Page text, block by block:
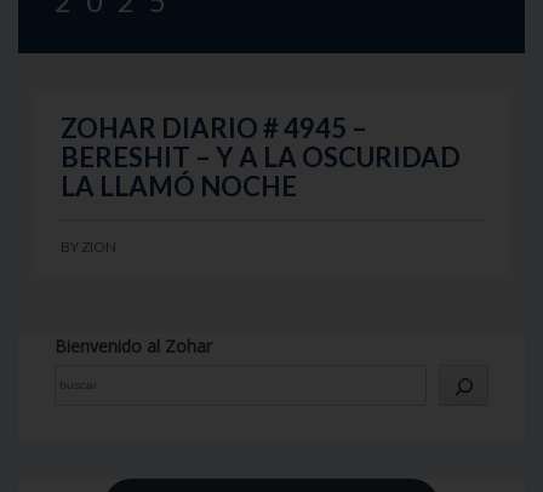
ZOHAR DIARIO # 4945 –
BERESHIT – Y A LA OSCURIDAD
LA LLAMÓ NOCHE
BY ZION
Bienvenido al Zohar